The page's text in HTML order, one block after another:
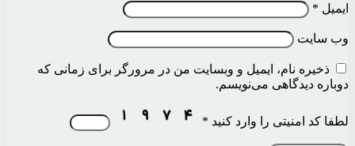
ایمیل *
وب‌ سایت
ذخیره نام، ایمیل و وبسایت من در مرورگر برای زمانی که
دوباره دیدگاهی می‌نویسم.
لطفا کد امنیتی را وارد کنید *